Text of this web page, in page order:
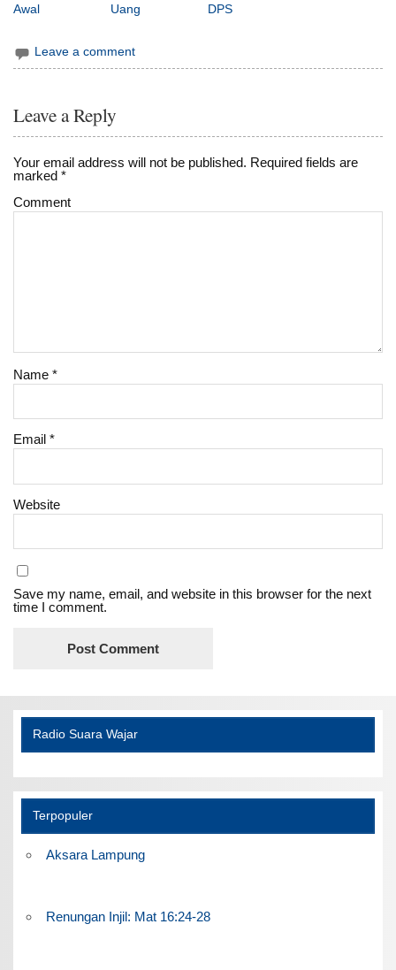
Awal
Uang
DPS
Leave a comment
Leave a Reply
Your email address will not be published. Required fields are
marked*
Comment
Name*
Email*
Website
Save my name, email, and website in this browser for the next
time I comment.
Radio Suara Wajar
Terpopuler
Aksara Lampung
Renungan Injil: Mat 16:24-28